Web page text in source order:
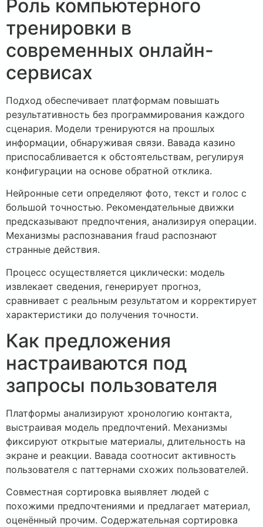
Роль компьютерного
тренировки в
современных онлайн-
сервисах
Подход обеспечивает платформам повышать
результативность без программирования каждого
сценария. Модели тренируются на прошлых
информации, обнаруживая связи. Вавада казино
приспосабливается к обстоятельствам, регулируя
конфигурации на основе обратной отклика.
Нейронные сети определяют фото, текст и голос с
большой точностью. Рекомендательные движки
предсказывают предпочтения, анализируя операции.
Механизмы распознавания fraud распознают
странные действия.
Процесс осуществляется циклически: модель
извлекает сведения, генерирует прогноз,
сравнивает с реальным результатом и корректирует
характеристики до получения точности.
Как предложения
настраиваются под
запросы пользователя
Платформы анализируют хронологию контакта,
выстраивая модель предпочтений. Механизмы
фиксируют открытые материалы, длительность на
экране и реакции. Вавада соотносит активность
пользователя с паттернами схожих пользователей.
Совместная сортировка выявляет людей с
похожими предпочтениями и предлагает материал,
оценённый прочим. Содержательная сортировка